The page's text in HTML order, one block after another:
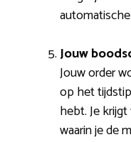
Jouw
Jouw order
op het
hebt. Je
waarin je de